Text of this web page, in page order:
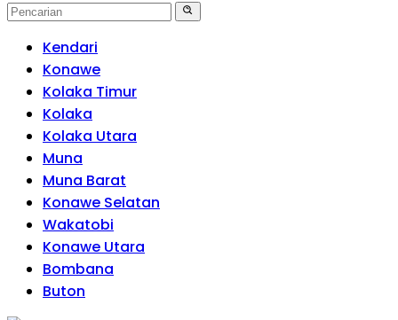
Kendari
Konawe
Kolaka Timur
Kolaka
Kolaka Utara
Muna
Muna Barat
Konawe Selatan
Wakatobi
Konawe Utara
Bombana
Buton